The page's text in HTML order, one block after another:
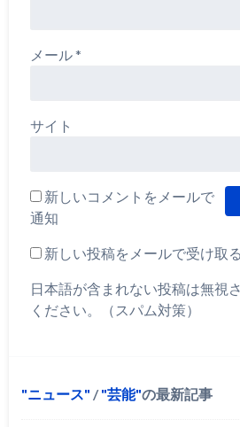
メール*
サイト
新しいコメントをメールで
通知
新しい投稿をメールで受け取る
日本語が含まれない投稿は無視
ください。（スパム対策）
ニュース / 芸能 の最新記事